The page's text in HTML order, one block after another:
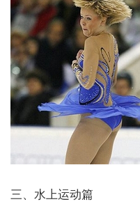
三、水上运动篇